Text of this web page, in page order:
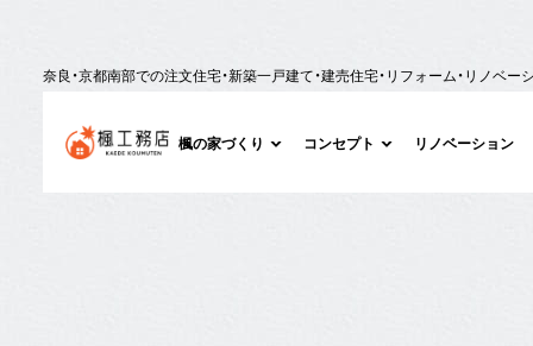
奈良・京都南部での注文住宅・新築一戸建て・建売住宅・リフォーム・リノベ
楓の家づくり コンセプト リノベーション